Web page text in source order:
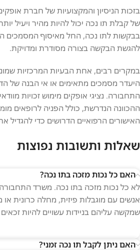
בזכות הניסיון והמקצועיות של חברת
של קבלת תו נכה יכול להיות מהיר ויעיל
בבקשות לתו נכה, החל מאיסוף המסמכים
להגשת הבקשה בצורה מסודרת ומדויקת.
במקרים רבים, אחת הבעיות המרכזיות
היעדר מסמכים מתאימים או אי הבנה של
התחבורה. נציגי אופקים מימוש זכויות
ההכוונה הנדרשת, כולל הפניה לרופאים
האישורים הרפואיים הדרושים כדי להגדיל
שאלות ותשובות נפוצות
האם כל נכות מזכה בתו נכה?
לא כל נכות מזכה בתו נכה. משרד התחבורה
אנשים עם מוגבלות פיזית, מחלה כרונית
שמקשה עליהם בניידות עשויים להיות
האם ניתן לקבל תו נכה זמני?